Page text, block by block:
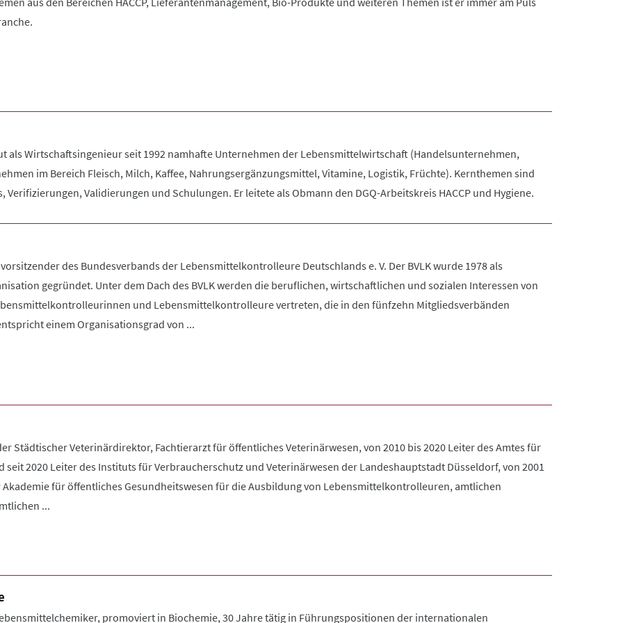
als Wirtschaftsingenieur seit 1992 namhafte Unternehmen der Lebensmittelwirtschaft (Handelsunternehmen,
im Bereich Fleisch, Milch, Kaffee, Nahrungsergänzungsmittel, Vitamine, Logistik, Früchte). Kernthemen sind
Verifizierungen, Validierungen und Schulungen. Er leitete als Obmann den DGQ-Arbeitskreis HACCP und Hygiene.
des Bundesverbands der Lebensmittelkontrolleure Deutschlands e. V. Der BVLK wurde 1978 als
gegründet. Unter dem Dach des BVLK werden die beruflichen, wirtschaftlichen und sozialen Interessen von
und Lebensmittelkontrolleure vertreten, die in den fünfzehn Mitgliedsverbänden
einem Organisationsgrad von ...
Städtischer Veterinärdirektor, Fachtierarzt für öffentliches Veterinärwesen, von 2010 bis 2020 Leiter des Amtes für
seit 2020 Leiter des Instituts für Verbraucherschutz und Veterinärwesen der Landeshauptstadt Düsseldorf, von 2001
Akademie für öffentliches Gesundheitswesen für die Ausbildung von Lebensmittelkontrolleuren, amtlichen
...
promoviert in Biochemie, 30 Jahre tätig in Führungspositionen der internationalen